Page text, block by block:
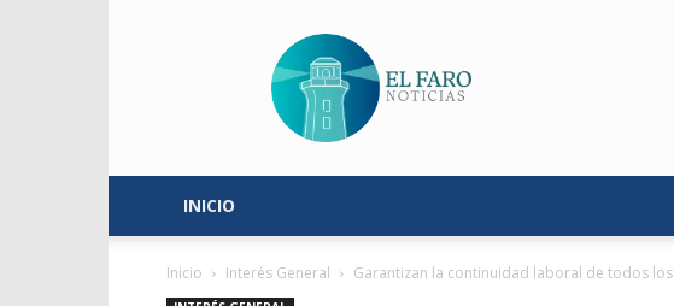
Faro
Noticias
INICIO
Inicio Interés General Garantizan la continuidad laboral de todos